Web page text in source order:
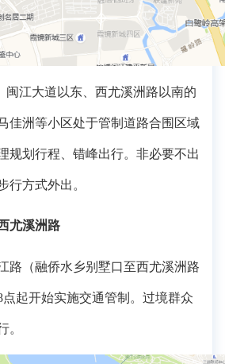
闽江大道以东、西尤溪洲路以南的
佳洲等小区处于管制道路合围区域
规划行程、错峰出行。非必要不出
行方式外出。
尤溪洲路
路（融侨水乡别墅口至西尤溪洲路
起开始实施交通管制。过境群众
。